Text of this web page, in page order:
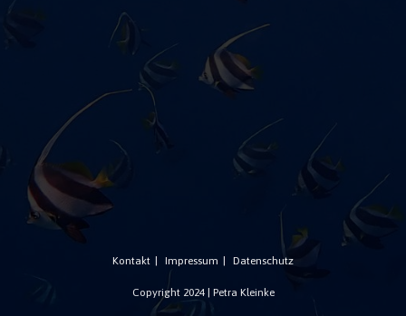
Kontakt Impressum Datenschutz
Copyright 2024 | Petra Kleinke